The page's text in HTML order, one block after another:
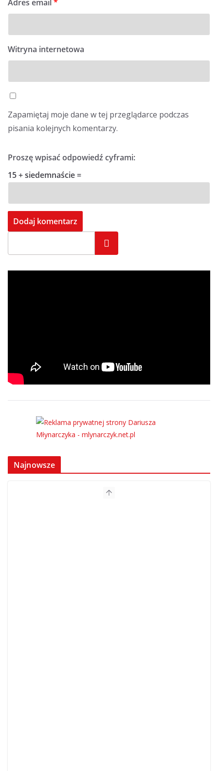
Adres email *
Witryna internetowa
Zapamiętaj moje dane w tej przeglądarce podczas
pisania kolejnych komentarzy.
Proszę wpisać odpowiedź cyframi:
15 + siedemnaście =
Szukaj
Najnowsze